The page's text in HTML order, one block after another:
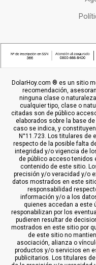
DolarHoy.com ® es un sitio
recomendación,
ninguna clase o
cualquier tipo, clase o
citadas son de público
elaborados sobre la base
caso se indica, y
N°11.723. Los titulares de
respecto de la posible falta
integridad y/o vigencia de
de público acceso tenidos
contenido de este sitio.
precisión y/o veracidad y/o
datos mostrados en este
responsabilidad
información y/o a los
quienes accedan a este
responabilizan por los
pudieren resultar de
mostrados en este sitio por
de este sitio no
asociación, alianza o
productos y/o servicios en
publicitarios. Los titulares